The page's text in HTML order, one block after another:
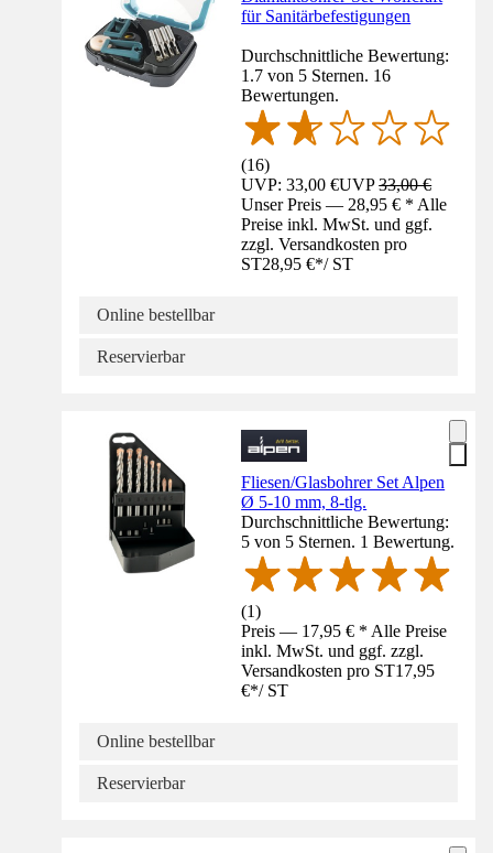
für Sanitärbefestigungen
Durchschnittliche Bewertung:
1.7 von 5 Sternen. 16
Bewertungen.
(16)
UVP: 33,00 €UVP33,00 €
Unser Preis — 28,95 € * Alle
Preise inkl. MwSt. und ggf.
zzgl. Versandkosten pro
ST28,95 €*/ ST
Online bestellbar
Reservierbar
Fliesen/Glasbohrer Set Alpen
Ø 5-10 mm, 8-tlg.
Durchschnittliche Bewertung:
5 von 5 Sternen. 1 Bewertung.
(1)
Preis — 17,95 € * Alle Preise
inkl. MwSt. und ggf. zzgl.
Versandkosten pro ST17,95
€*/ ST
Online bestellbar
Reservierbar